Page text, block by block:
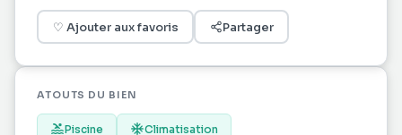
♡ Ajouter aux favoris Partager
ATOUTS DU BIEN
Piscine Climatisation